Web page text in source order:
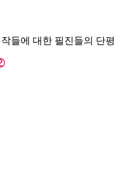
들에 대한 필진들의 단평